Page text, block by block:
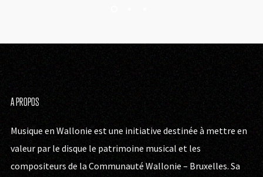
A PROPOS
Musique en Wallonie est une initiative destinée à mettre en
valeur par le disque le patrimoine musical et les
compositeurs de la Communauté Wallonie – Bruxelles. Sa